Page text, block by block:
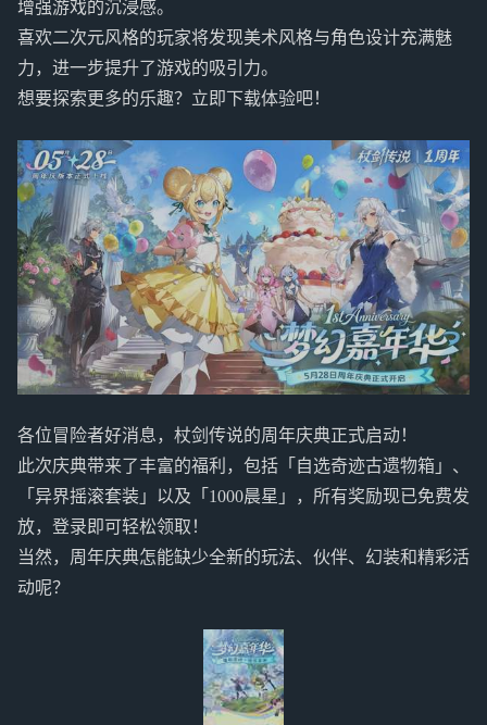
增强游戏的沉浸感。
喜欢二次元风格的玩家将发现美术风格与角色设计充满魅
力，进一步提升了游戏的吸引力。
想要探索更多的乐趣？立即下载体验吧！
各位冒险者好消息，杖剑传说的周年庆典正式启动！
此次庆典带来了丰富的福利，包括「自选奇迹古遗物箱」、
「异界摇滚套装」以及「1000晨星」，所有奖励现已免费发
放，登录即可轻松领取！
当然，周年庆典怎能缺少全新的玩法、伙伴、幻装和精彩活
动呢？